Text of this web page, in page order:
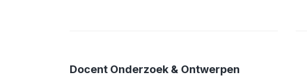
Docent Onderzoek & Ontwerpen